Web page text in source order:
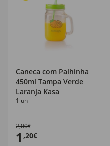
Caneca com Palhinha
450ml Tampa Verde
Laranja Kasa
1 un
2,00€
1 ,20€